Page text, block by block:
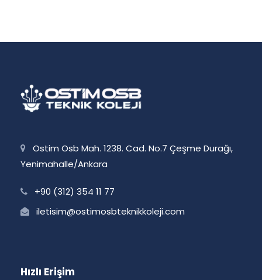
Ostim Osb Mah. 1238. Cad. No.7 Çeşme Durağı,
Yenimahalle/Ankara
+90 (312) 354 11 77
iletisim@ostimosbteknikkoleji.com
Hızlı Erişim